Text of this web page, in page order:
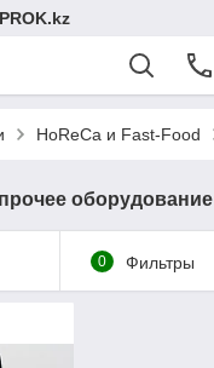
HoReCa и Fast-Food
оборудование
0 Фильтры